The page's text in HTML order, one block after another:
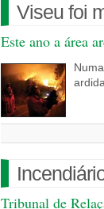
Viseu foi
Este ano a área
Tribunal de